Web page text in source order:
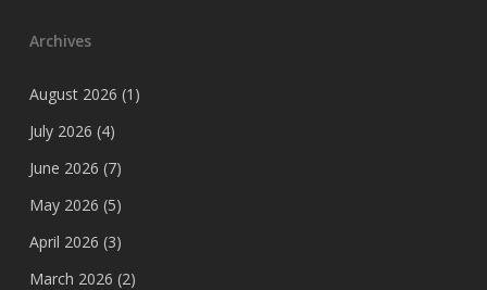
Archives
August 2026 (1)
July 2026 (4)
June 2026 (7)
May 2026 (5)
April 2026 (3)
March 2026 (2)